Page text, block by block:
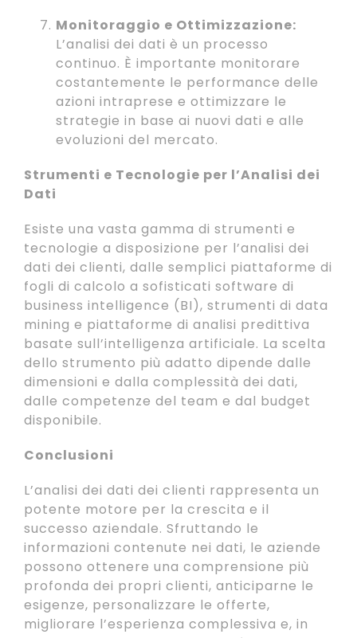
Monitoraggio e Ottimizzazione:
L’analisi dei dati è un processo
continuo. È importante monitorare
costantemente le performance delle
azioni intraprese e ottimizzare le
strategie in base ai nuovi dati e alle
evoluzioni del mercato.
Strumenti e Tecnologie per l’Analisi dei
Dati
Esiste una vasta gamma di strumenti e
tecnologie a disposizione per l’analisi dei
dati dei clienti, dalle semplici piattaforme di
fogli di calcolo a sofisticati software di
business intelligence (BI), strumenti di data
mining e piattaforme di analisi predittiva
basate sull’intelligenza artificiale. La scelta
dello strumento più adatto dipende dalle
dimensioni e dalla complessità dei dati,
dalle competenze del team e dal budget
disponibile.
Conclusioni
L’analisi dei dati dei clienti rappresenta un
potente motore per la crescita e il
successo aziendale. Sfruttando le
informazioni contenute nei dati, le aziende
possono ottenere una comprensione più
profonda dei propri clienti, anticiparne le
esigenze, personalizzare le offerte,
migliorare l’esperienza complessiva e, in